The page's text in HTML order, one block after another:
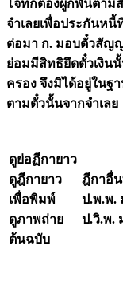
โจทก์ต้องผูกพันตาม
จำเลยเพื่อประกันห
ต่อมา ก. มอบตั๋วสัญญ
ย่อมมีสิทธิยึดตั๋วเงิน
ครอง จึงมิได้อยู่ในฐ
ตามตั๋วนั้นจากจำเลย
ดูย่อฏีกายาว
ดูฎีกายาว
เพื่อพิมพ์
ดูภาพถ่าย
ต้นฉบับ
ฎีกาอื่
ป.พ.พ.
ป.วิ.พ.